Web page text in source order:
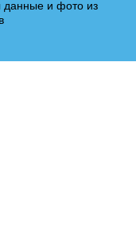
данные и фото из